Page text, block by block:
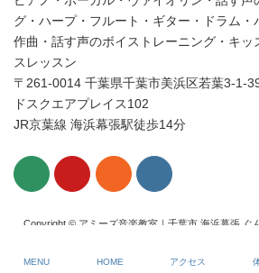
グ・ハープ・フルート・ギター・ドラム・
作曲・話す声のボイストレーニング・キッ
スレッスン
〒261-0014 千葉県千葉市美浜区若葉3-1-
ドスクエアプレイス102
JR京葉線 海浜幕張駅徒歩14分
Copyright © アミーズ音楽教室｜千葉市 海浜幕張 ぐ
MENU HOME アクセス